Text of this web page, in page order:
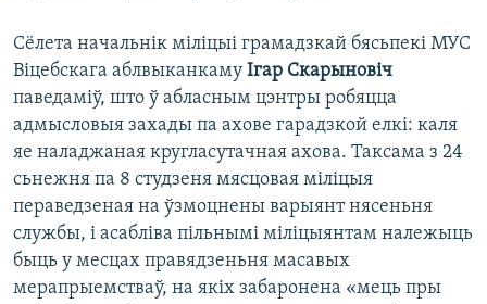
Сёлета начальнік міліцыі грамадзкай бясьпекі МУС
Віцебскага аблвыканкаму Ігар Скарыновіч
паведаміў, што ў абласным цэнтры робяцца
адмысловыя захады па ахове гарадзкой елкі: каля
яе наладжаная кругласутачная ахова. Таксама з 24
сьнежня па 8 студзеня мясцовая міліцыя
пераведзеная на ўзмоцнены варыянт нясеньня
службы, і асабліва пільнымі міліцыянтам належыць
быць у месцах правядзеньня масавых
мерапрыемстваў, на якіх забаронена «мець пры